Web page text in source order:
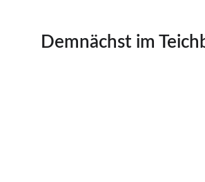
Demnächst im